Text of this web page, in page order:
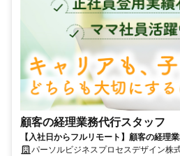
顧客の経理業務代行スタッフ
【入社日からフルリモート】顧客の経理
パーソルビジネスプロセスデザイン株